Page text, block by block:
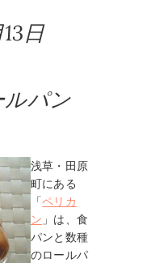
日
パン
浅草・田原
町にある
「ペリカ
ン 」は、食
パンと数種
のロールパ